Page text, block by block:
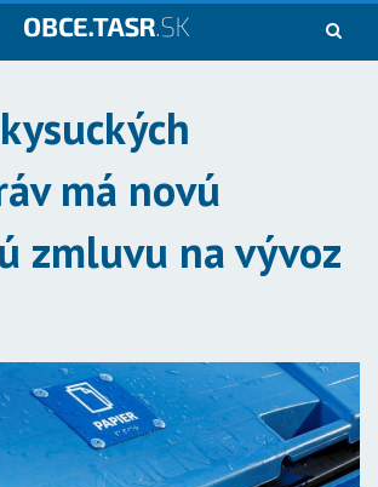
má novú
zmluvu na vývoz